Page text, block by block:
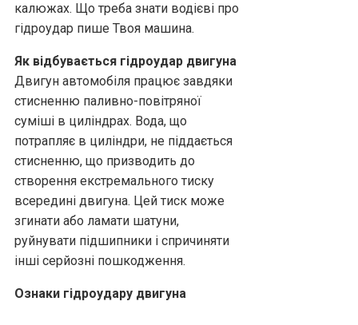
калюжах. Що треба знати водієві про
гідроудар пише Твоя машина.
Як відбувається гідроудар двигуна
Двигун автомобіля працює завдяки
стисненню паливно-повітряної
суміші в циліндрах. Вода, що
потрапляє в циліндри, не піддається
стисненню, що призводить до
створення екстремального тиску
всередині двигуна. Цей тиск може
згинати або ламати шатуни,
руйнувати підшипники і спричиняти
інші серйозні пошкодження.
Ознаки гідроудару двигуна